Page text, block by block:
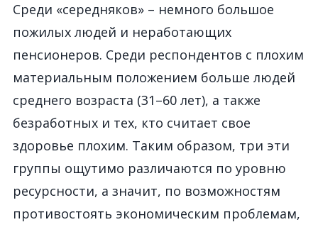
Среди «середняков» – немного большое
пожилых людей и неработающих
пенсионеров. Среди респондентов с плохим
материальным положением больше людей
среднего возраста (31–60 лет), а также
безработных и тех, кто считает свое
здоровье плохим. Таким образом, три эти
группы ощутимо различаются по уровню
ресурсности, а значит, по возможностям
противостоять экономическим проблемам,